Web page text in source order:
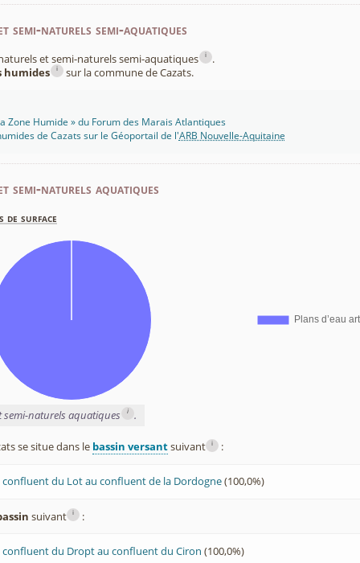
naturels semi-aquatiques
et semi-naturels semi-aquatiques i
.
humides
i sur la commune de Cazats.
Zone Humide » du Forum des Marais Atlantiques
de Cazats sur le Géoportail de l'ARB Nouvelle-Aquitaine
semi-naturels aquatiques
de surface
semi-naturels aquatiques i .
se situe dans le bassin versantsuivant i :
confluent du Lot au confluent de la Dordogne(100,0%)
suivant i :
confluent du Dropt au confluent du Ciron (100,0%)